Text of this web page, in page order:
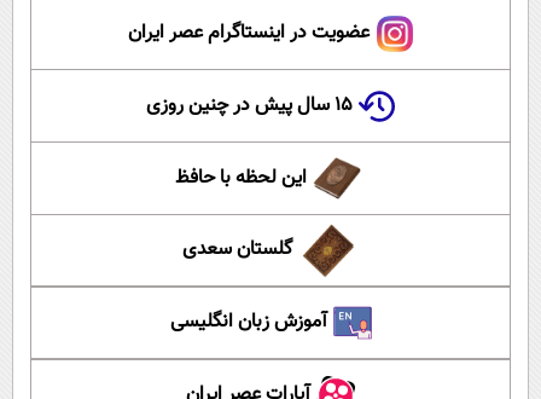
عضویت در اینستاگرام عصر ایران
۱۵ سال پیش در چنین روزی
این لحظه با حافظ
گلستان سعدی
آموزش زبان انگلیسی